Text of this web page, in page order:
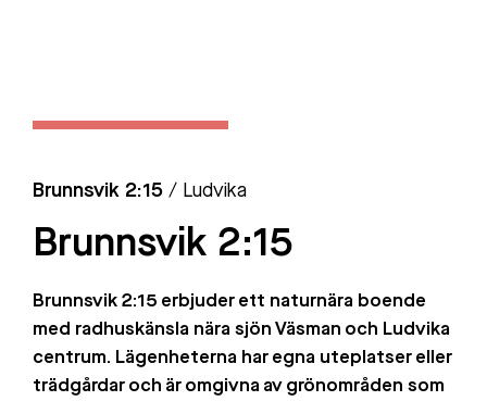
Brunnsvik 2:15 / Ludvika
Brunnsvik 2:15
Brunnsvik 2:15 erbjuder ett naturnära boende
med radhuskänsla nära sjön Väsman och Ludvika
centrum. Lägenheterna har egna uteplatser eller
trädgårdar och är omgivna av grönområden som